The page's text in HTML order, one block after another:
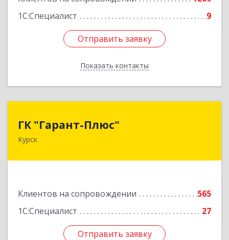
1С:Специалист
9
Отправить заявку
Показать контакты
Отправить заявку
Назад
ГК "Гарант-Плюс"
Курск
Клиентов на сопровождении
565
1С:Специалист
27
Отправить заявку
305035, Курская обл, Курск г, Овечкина ул, дом
Отправить заявку